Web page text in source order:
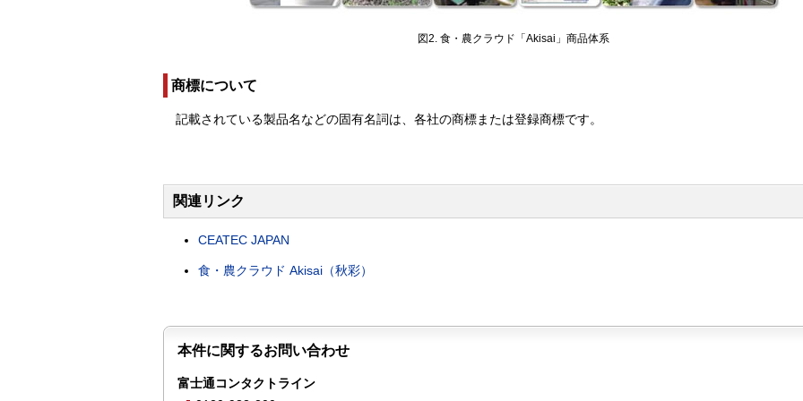
図2. 食・農クラウド「Akisai」商品体系
商標について
記載されている製品名などの固有名詞は、各社の商標または登録商標です。
関連リンク
CEATEC JAPAN
食・農クラウド Akisai（秋彩）
本件に関するお問い合わせ
富士通コンタクトライン